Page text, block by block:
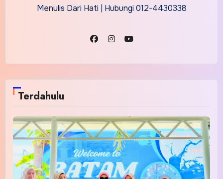
Menulis Dari Hati | Hubungi 012-4430338
Terdahulu